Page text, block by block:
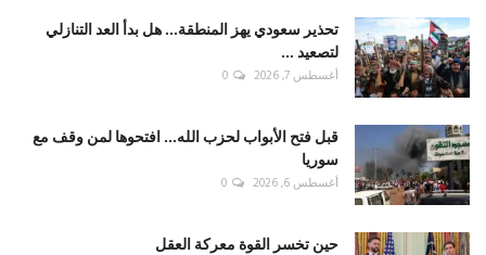
تحذير سعودي يهز المنطقة... هل بدأ العد التنازلي
لتصعيد ...
أغسطس 7, 2026 0
قبل فتح الأبواب لحزب الله... افتحوها لمن وقف مع
سوريا
أغسطس 6, 2026 0
حين تخسر القوة معركة العقل